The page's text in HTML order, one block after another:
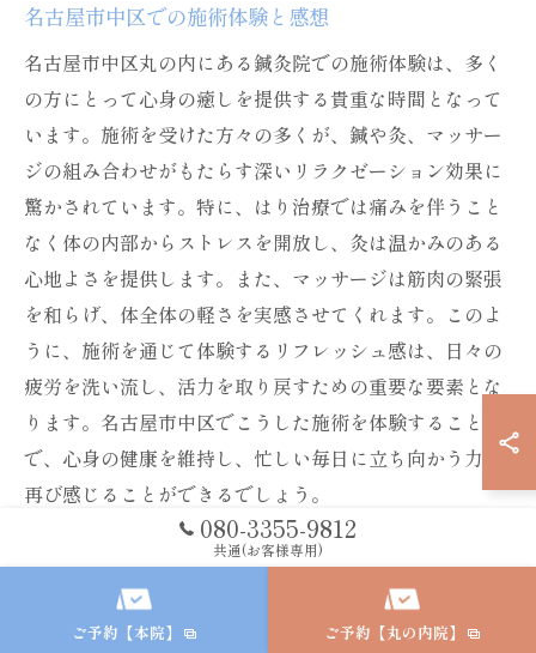
名古屋市中区での施術体験と感想
名古屋市中区丸の内にある鍼灸院での施術体験は、多く
の方にとって心身の癒しを提供する貴重な時間となって
います。施術を受けた方々の多くが、鍼や灸、マッサー
ジの組み合わせがもたらす深いリラクゼーション効果に
驚かされています。特に、はり治療では痛みを伴うこと
なく体の内部からストレスを開放し、灸は温かみのある
心地よさを提供します。また、マッサージは筋肉の緊張
を和らげ、体全体の軽さを実感させてくれます。このよ
うに、施術を通じて体験するリフレッシュ感は、日々の
疲労を洗い流し、活力を取り戻すための重要な要素とな
ります。名古屋市中区でこうした施術を体験すること
で、心身の健康を維持し、忙しい毎日に立ち向かう力を
再び感じることができるでしょう。
心身のリフレッシュを図る最善の方法
鍼灸院における心身のリフレッシュ方法は、多忙な日常
を送る40代の方にとって非常に重要です。慢性的な疲労
080-3355-9812
共通(お客様専用)
ご予約【本院】 ご予約【丸の内院】